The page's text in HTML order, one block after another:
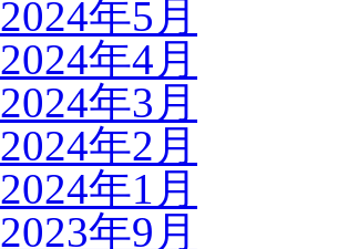
2024年5月
2024年4月
2024年3月
2024年2月
2024年1月
2023年9月